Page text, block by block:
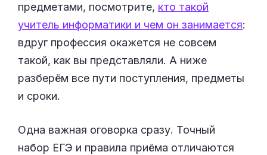
предметами, посмотрите, кто такой
учитель информатики и чем он занимается:
вдруг профессия окажется не совсем
такой, как вы представляли. А ниже
разберём все пути поступления, предметы
и сроки.
Одна важная оговорка сразу. Точный
набор ЕГЭ и правила приёма отличаются